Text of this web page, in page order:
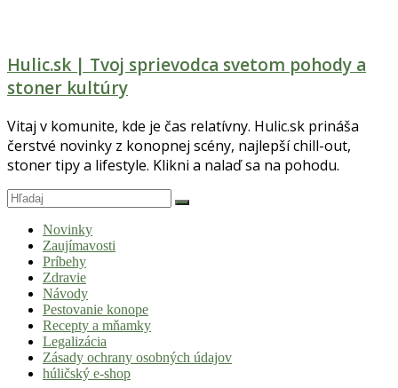
Hulic.sk | Tvoj sprievodca svetom pohody a
stoner kultúry
Vitaj v komunite, kde je čas relatívny. Hulic.sk prináša
čerstvé novinky z konopnej scény, najlepší chill-out,
stoner tipy a lifestyle. Klikni a nalaď sa na pohodu.
Novinky
Zaujímavosti
Príbehy
Zdravie
Návody
Pestovanie konope
Recepty a mňamky
Legalizácia
Zásady ochrany osobných údajov
húličský e-shop